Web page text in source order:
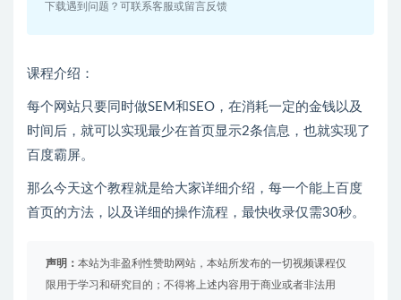
下载遇到问题？可联系客服或留言反馈
课程介绍：
每个网站只要同时做SEM和SEO，在消耗一定的金钱以及
时间后，就可以实现最少在首页显示2条信息，也就实现了
百度霸屏。
那么今天这个教程就是给大家详细介绍，每一个能上百度
首页的方法，以及详细的操作流程，最快收录仅需30秒。
声明： 本站为非盈利性赞助网站，本站所发布的一切视频课程仅
限用于学习和研究目的；不得将上述内容用于商业或者非法用